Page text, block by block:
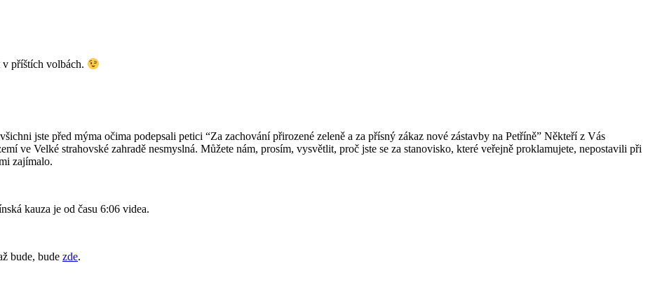
v příštích volbách.
jste před mýma očima podepsali petici “Za zachování přirozené zeleně a za přísný zákaz nové zástavby na Petříně” Někteří z Vás
ve Velké strahovské zahradě nesmyslná. Můžete nám, prosím, vysvětlit, proč jste se za stanovisko, které veřejně proklamujete, nepostavili při
zajímalo.
kauza je od času 6:06 videa.
bude, bude zde.